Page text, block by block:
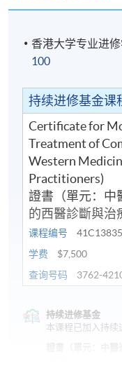
香港大学专业进
100
持续进修基金课
Certificate for
Treatment of
Western
Practitioners)
證書（單元：中
的西醫診斷與治
课程编号
学费
$7,500
查询号码
3762-
持续进修基金
本课程已加入持续